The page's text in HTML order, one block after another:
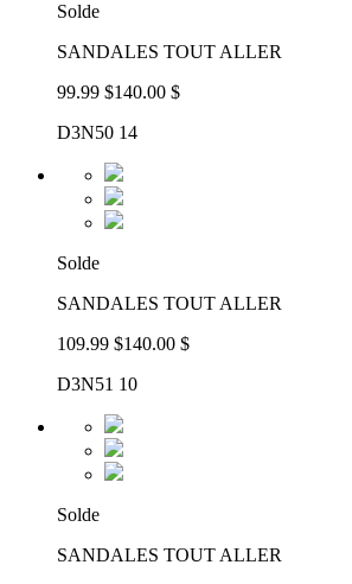
Solde
SANDALES TOUT ALLER
99.99 $140.00 $
D3N50 14
Solde
SANDALES TOUT ALLER
109.99 $140.00 $
D3N51 10
Solde
SANDALES TOUT ALLER